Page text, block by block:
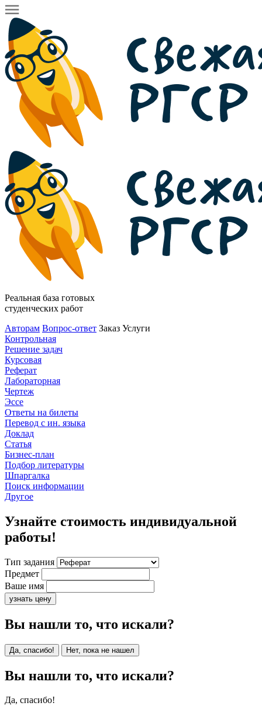
Реальная база готовых
студенческих работ
Авторам Вопрос-ответ Заказ Услуги
Контрольная
Решение задач
Курсовая
Реферат
Лабораторная
Чертеж
Эссе
Ответы на билеты
Перевод с ин. языка
Доклад
Статья
Бизнес-план
Подбор литературы
Шпаргалка
Поиск информации
Другое
Узнайте стоимость индивидуальной
работы!
Тип задания
Предмет
Ваше имя
узнать цену
Вы нашли то, что искали?
Да, спасибо! Нет, пока не нашел
Вы нашли то, что искали?
Да, спасибо!